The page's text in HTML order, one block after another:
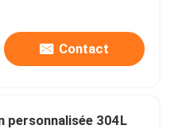
Contact
personnalisée 304L